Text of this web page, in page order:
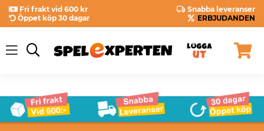
Fri frakt vid 600 kr
Snabba leveranser
Öppet köp 30 dagar
ERBJUDANDEN